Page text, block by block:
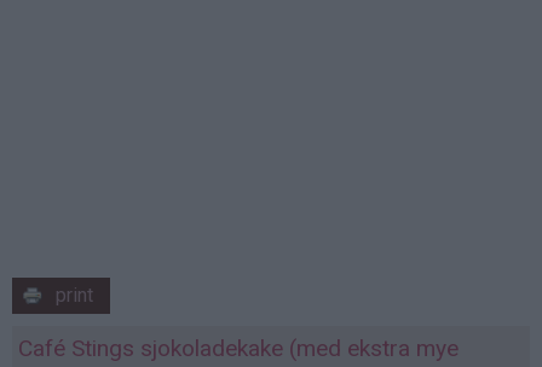
print
Café Stings sjokoladekake (med ekstra mye